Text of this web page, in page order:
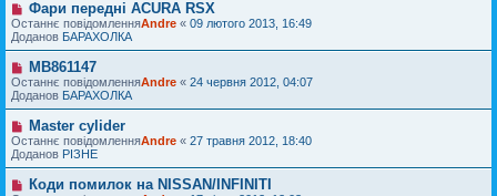
о
м
л
е
н
н
я
о
в
і
д
м
л
е
н
н
я
Н
о
в
е
п
о
в
і
д
м
л
е
н
н
Фари передні ACURA RSX
Останнє повідомленняAndre « 09 лютого 2013, 16:49
Доданов БАРАХОЛКА
Н
о
в
е
п
о
в
і
д
MB861147
Останнє повідомленняAndre « 24 червня 2012, 04:07
Доданов БАРАХОЛКА
Н
о
в
е
п
о
Master cylider
Останнє повідомленняAndre « 27 травня 2012, 18:40
Доданов РІЗНЕ
Н
Коди помилок на NISSAN/INFINITI